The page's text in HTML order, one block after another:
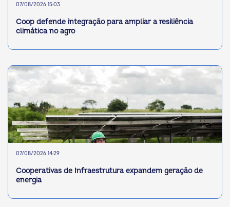
07/08/2026 15:03
Coop defende integração para ampliar a resiliência
climática no agro
07/08/2026 14:29
Cooperativas de Infraestrutura expandem geração de
energia